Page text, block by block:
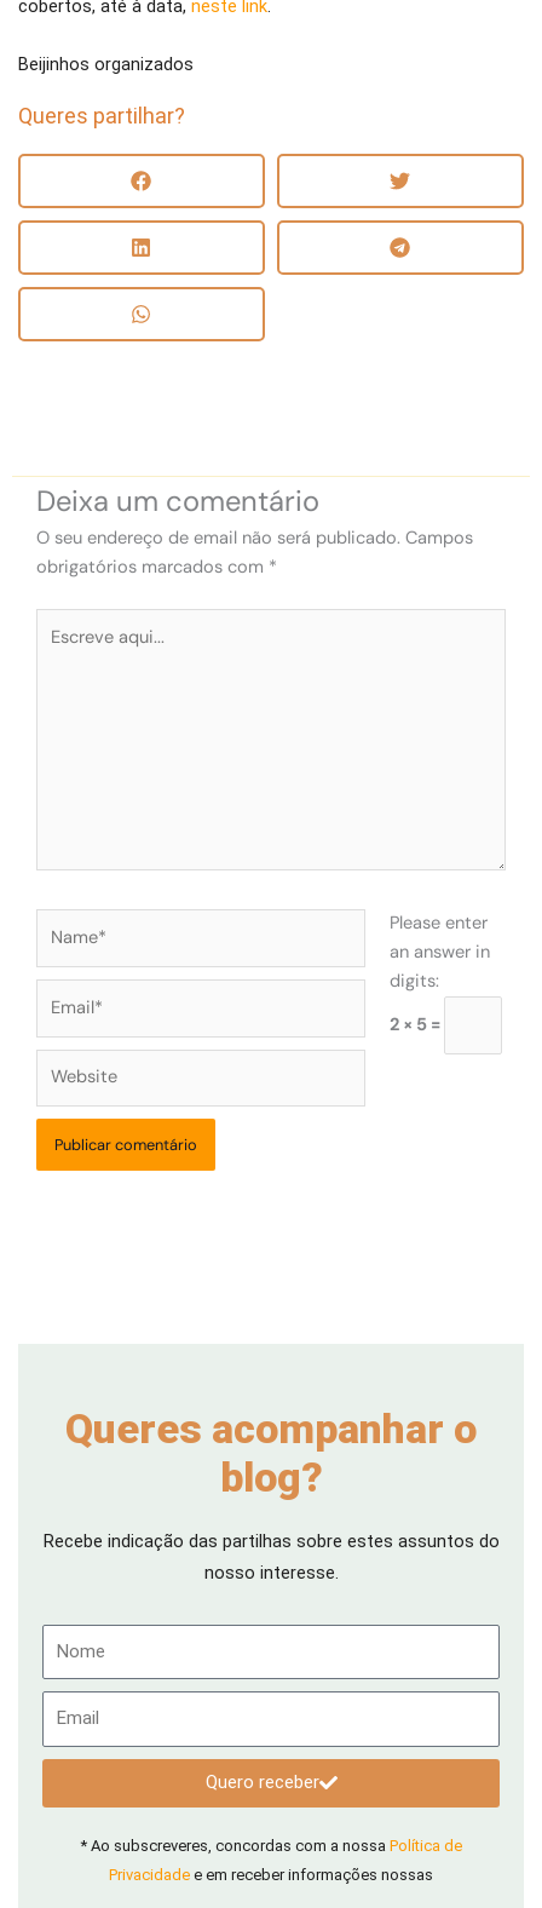
cobertos, até à data, neste link.
Beijinhos organizados
Queres partilhar?
Deixa um comentário
O seu endereço de email não será publicado. Campos
obrigatórios marcados com *
aqui...
Please enter
an answer in
digits:
2 × 5 =
Queres acompanhar o
blog?
Recebe indicação das partilhas sobre estes assuntos do
nosso interesse.
Quero receber
* Ao subscreveres, concordas com a nossa Política de
Privacidade e em receber informações nossas